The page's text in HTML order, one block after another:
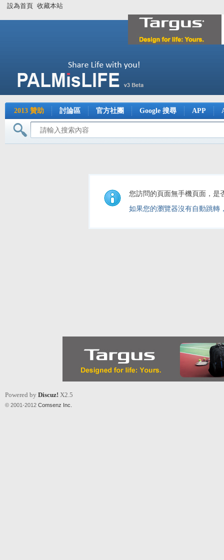
設為首頁 收藏本站
2013 贊助 討論區 官方社團 Google 搜尋 APP
您訪問的頁面無手機頁面，是
如果您的瀏覽器沒有自動跳轉
Powered by Discuz! X2.5
© 2001-2012 Comsenz Inc.